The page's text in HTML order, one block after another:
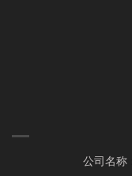
公司名称